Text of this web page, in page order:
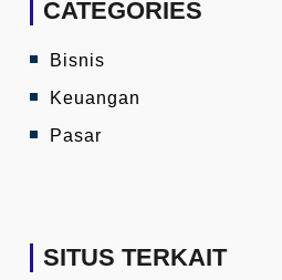
CATEGORIES
Bisnis
Keuangan
Pasar
SITUS TERKAIT